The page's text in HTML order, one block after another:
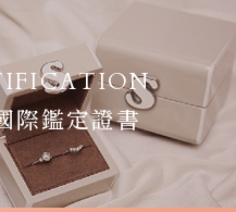
際鑑定證書